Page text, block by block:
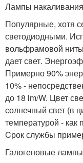
Лампы
Популярные, хотя
светодиодными.
вольфрамовой
дает свет.
Примерно 90%
10% -
до 18 lm/W. Цвет
солнечный свет (в
температурой - как
Cрок службы
Галогеновые